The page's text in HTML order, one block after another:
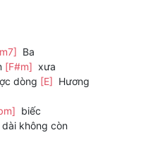
Ba
[F#m] xưa
dòng [E] Hương
biếc
dài không còn